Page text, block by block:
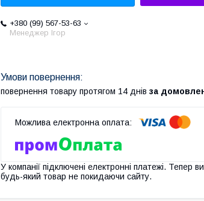
+380 (99) 567-53-63
Менеджер Ігор
повернення товару протягом 14 днів за
У компанії підключені електронні платежі. Тепер
будь-який товар не покидаючи сайту.